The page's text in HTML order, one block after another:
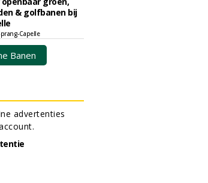
& golfbanen bij
Capelle
Banen
advertenties